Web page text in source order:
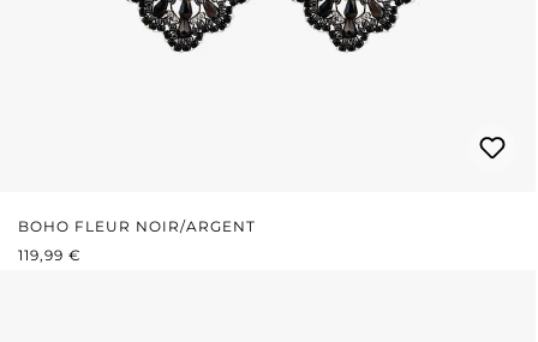
BOHO FLEUR NOIR/ARGENT
PRIX RÉGULIER :
119,99 €